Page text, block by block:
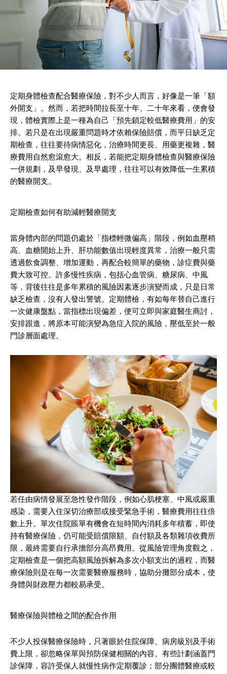
定期身體檢查配合醫療保險，對不少人而言，好像是一筆「額
外開支」。然而，若把時間拉長至十年、二十年來看，便會發
現，體檢實際上是一種為自己「預先鎖定較低醫療費用」的安
排。若只是在出現嚴重問題時才依賴保險賠償，而平日缺乏定
期檢查，往往要待病情惡化，治療時間更長、用藥更複雜，醫
療費用自然愈滾愈大。相反，若能把定期身體檢查與醫療保險
一併規劃，及早發現、及早處理，往往可以有效降低一生累積
的醫療開支。
定期檢查如何有助減輕醫療開支
當身體內部的問題仍處於「指標輕微偏高」階段，例如血壓稍
高、血糖開始上升、肝功能數值出現輕度異常，治療一般只需
透過飲食調整、增加運動，再配合較簡單的藥物，診症費與藥
費大致可控。許多慢性疾病，包括心血管病、糖尿病、中風
等，背後往往是多年累積的風險因素逐步演變而成，只是日常
缺乏檢查，沒有人發出警號。定期體檢，有如每年替自己進行
一次健康盤點，當指標出現偏差，便可立即與家庭醫生商討，
安排跟進，將原本可能演變為急症入院的風險，壓低至於一般
門診層面處理。
若任由病情發展至急性發作階段，例如心肌梗塞、中風或嚴重
感染，需要入住深切治療部或接受緊急手術，醫療費用往往倍
數上升。單次住院賬單有機會在短時間內消耗多年積蓄，即使
持有醫療保險，仍可能受賠償限額、自付額及各類雜項收費所
限，最終需要自行承擔部分高昂費用。從風險管理角度觀之，
定期檢查是一個把高額風險拆解為多次小額支出的過程，而醫
療保險則是在每一次需要醫療服務時，協助分攤部分成本，使
身體與財政壓力都較易承受。
醫療保險與體檢之間的配合作用
不少人投保醫療保險時，只著眼於住院保障、病房級別及手術
費上限，卻忽略保單與預防保健相關的內容。有些計劃涵蓋門
診保障，容許受保人就慢性病作定期覆診；部分團體醫療或較